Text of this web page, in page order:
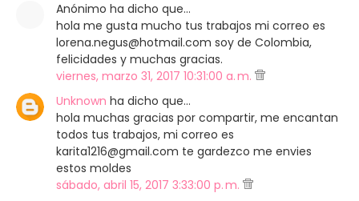
Anónimo ha dicho que…
hola me gusta mucho tus trabajos mi correo es
lorena.negus@hotmail.com soy de Colombia,
felicidades y muchas gracias.
viernes, marzo 31, 2017 10:31:00 a. m.
Unknown ha dicho que…
hola muchas gracias por compartir, me encantan
todos tus trabajos, mi correo es
karita1216@gmail.com te gardezco me envies
estos moldes
sábado, abril 15, 2017 3:33:00 p. m.